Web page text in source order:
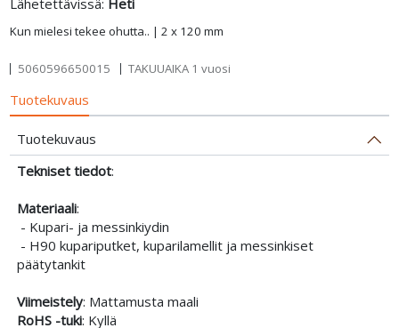
Kun mielesi tekee ohutta.. | 2 x 120 mm
5060596650015 TAKUUAIKA 1 vuosi
Tuotekuvaus
Tuotekuvaus
Tekniset tiedot:
Materiaali:
- Kupari- ja messinkiydin
- H90 kupariputket, kuparilamellit ja messinkiset
päätytankit
Viimeistely: Mattamusta maali
RoHS -tuki: Kyllä